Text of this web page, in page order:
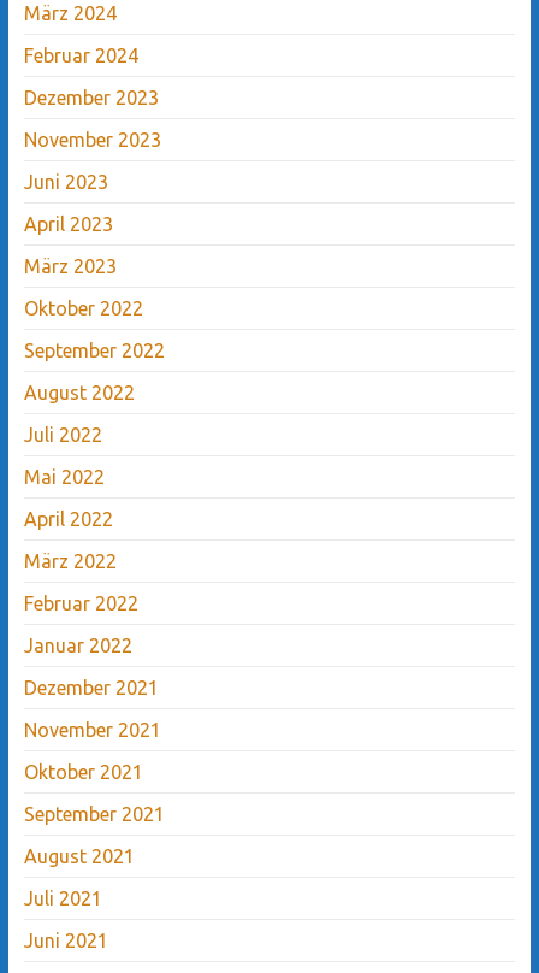
März 2024
Februar 2024
Dezember 2023
November 2023
Juni 2023
April 2023
März 2023
Oktober 2022
September 2022
August 2022
Juli 2022
Mai 2022
April 2022
März 2022
Februar 2022
Januar 2022
Dezember 2021
November 2021
Oktober 2021
September 2021
August 2021
Juli 2021
Juni 2021